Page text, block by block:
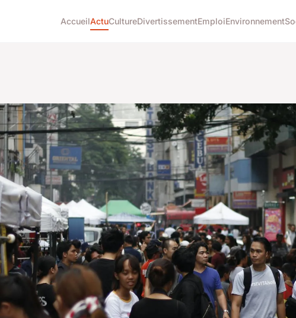
AccueilActuCultureDivertissementEmploiEnvironnement